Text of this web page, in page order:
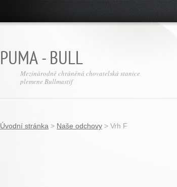
PUMA - BULL
Mezinárodně chráněná chovatelská stanice
plemene Bullmastif
Úvodní stránka > Naše odchovy > Vrh F